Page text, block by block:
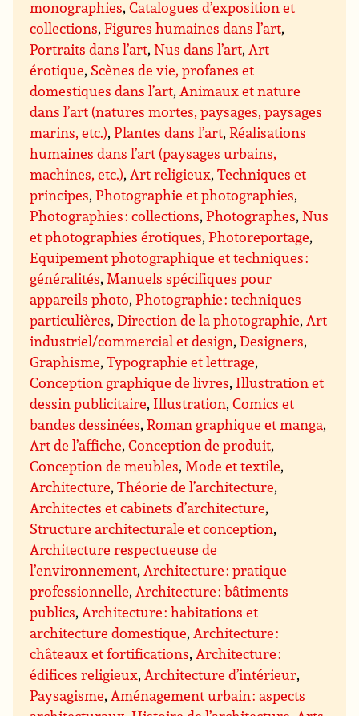
monographies,Catalogues d’exposition et
collections,Figures humaines dans l’art,
Portraits dans l’art,Nus dans l’art,Art
érotique, Scènes de vie, profanes et
domestiques dans l’art,Animaux et nature
dans l’art (natures mortes, paysages, paysages
marins, etc.),Plantes dans l’art,Réalisations
humaines dans l’art (paysages urbains,
machines, etc.),Art religieux,Techniques et
principes,Photographie et photographies,
Photographies : collections,Photographes,Nus
et photographies érotiques,Photoreportage,
Equipement photographique et techniques :
généralités,Manuels spécifiques pour
appareils photo,Photographie : techniques
particulières,Direction de la photographie,Art
industriel/commercial et design,Designers,
Graphisme,Typographie et lettrage,
Conception graphique de livres, Illustration et
dessin publicitaire, Illustration,Comics et
bandes dessinées,Roman graphique et manga,
Art de l’affiche,Conception de produit,
Conception de meubles,Mode et textile,
Architecture,Théorie de l’architecture,
Architectes et cabinets d’architecture,
Structure architecturale et conception,
Architecture respectueuse de
l’environnement,Architecture : pratique
professionnelle,Architecture : bâtiments
publics,Architecture : habitations et
architecture domestique,Architecture :
châteaux et fortifications,Architecture :
édifices religieux,Architecture d’intérieur,
Paysagisme,Aménagement urbain : aspects